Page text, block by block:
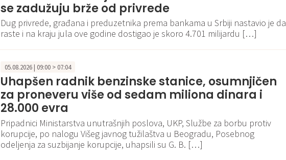
se zadužuju brže od privrede
Dug privrede, građana i preduzetnika prema bankama u Srbiji nastavio je da
raste i na kraju jula ove godine dostigao je skoro 4.701 milijardu […]
05.08.2026 | 09:00 > 07:04
Uhapšen radnik benzinske stanice, osumnjičen
za proneveru više od sedam miliona dinara i
28.000 evra
Pripadnici Ministarstva unutrašnjih poslova, UKP, Službe za borbu protiv
korupcije, po nalogu Višeg javnog tužilaštva u Beogradu, Posebnog
odeljenja za suzbijanje korupcije, uhapsili su G. B. […]